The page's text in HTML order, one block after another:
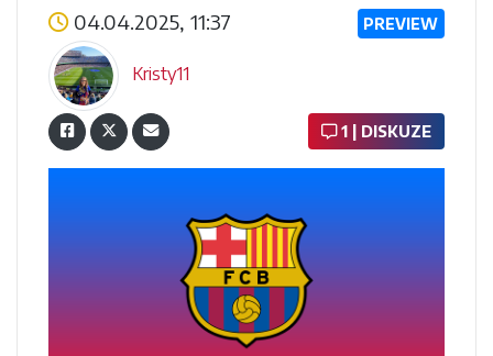
04.04.2025, 11:37 PREVIEW
Kristy11
1 | DISKUZE